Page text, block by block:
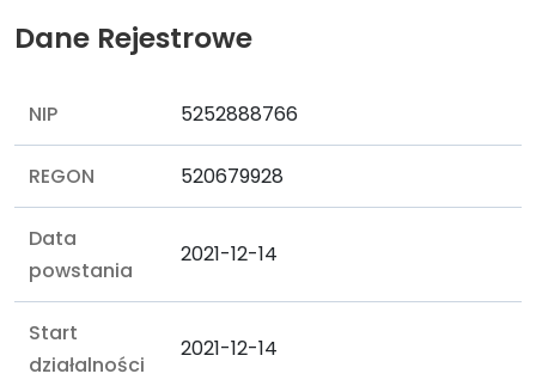
Dane Rejestrowe
NIP 5252888766
REGON 520679928
Data
powstania
2021-12-14
Start
działalności
2021-12-14